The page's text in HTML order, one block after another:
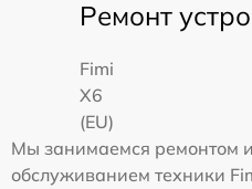
Ремонт
Fimi
X6
(EU)
Мы занимаемся ремонтом
обслуживанием техники